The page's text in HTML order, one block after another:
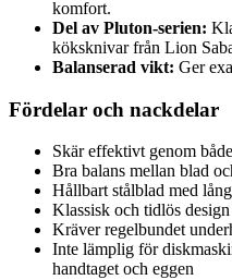
komfort.
Del av Pluton-serien:
köksknivar från Lion
Balanserad vikt: Ger
Fördelar och nackdelar
Skär effektivt genom
Bra balans mellan blad
Hållbart stålblad med
Klassisk och tidlös design
Kräver regelbundet
Inte lämplig för
handtaget och eggen